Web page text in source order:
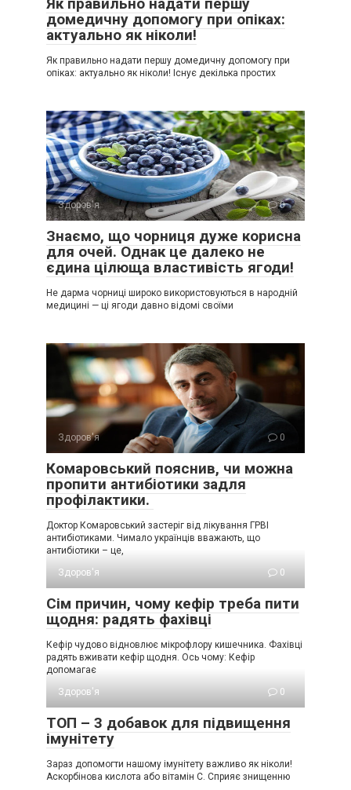
домедичну допомогу при опіках:
актуально як ніколи!
Як правильно надати першу домедичну допомогу при
опіках: актуально як ніколи! Існує декілька простих
Здоров'я 0
Знаємо, що чорниця дуже корисна
для очей. Однак це далеко не
єдина цілюща властивість ягоди!
Не дарма чорниці широко використовуються в народній
медицині — ці ягоди давно відомі своїми
Здоров'я 0
Комаровський пояснив, чи можна
пропити антибіотики задля
профілактики.
Доктор Комаровський застеріг від лікування ГРВІ
антибіотиками. Чимало українців вважають, що
антибіотики – це,
Здоров'я
0
Сім причин, чому кефір треба пити
щодня: радять фахівці
Кефір чудово відновлює мікрофлору кишечника. Фахівці
радять вживати кефір щодня. Ось чому: Кефір
допомагає
Здоров'я
0
ТОП – 3 добавок для підвищення
імунітету
Зараз допомогти нашому імунітету важливо як ніколи!
Аскорбінова кислота або вітамін С. Сприяє знищенню